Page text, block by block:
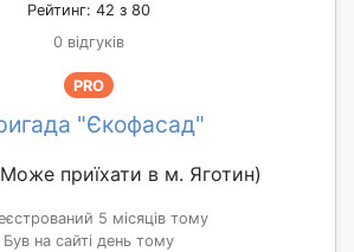
Рейтинг: 42 з 80
0 відгуків
PRO
"Єкофасад"
приїхати в м. Яготин)
5 місяців тому
Був на сайті день тому